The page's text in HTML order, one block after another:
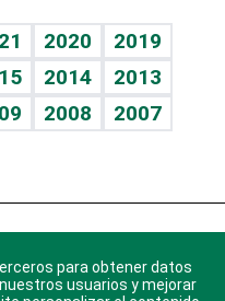
2020
2019
2014
2013
2008
2007
para obtener datos
usuarios y mejorar